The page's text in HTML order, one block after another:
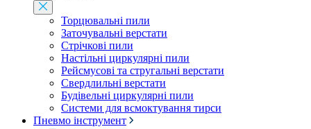
Торцювальні пили
Заточувальні верстати
Стрічкові пили
Настільні циркулярні пили
Рейсмусові та стругальні верстати
Свердлильні верстати
Будівельні циркулярні пили
Системи для всмоктування тирси
Пневмо інструмент